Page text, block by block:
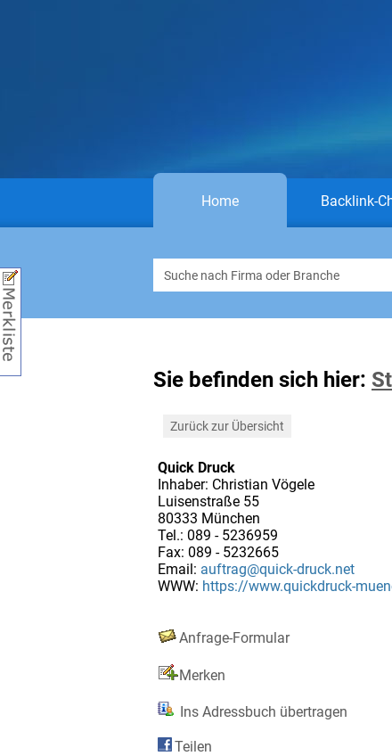
Home Backlink-
Sie befinden sich hier:
Zurück zur Übersicht
Quick Druck
Inhaber: Christian Vögele
Luisenstraße 55
80333 München
Tel.: 089 - 5236959
Fax: 089 - 5232665
Email: auftrag@quick-druck.net
WWW: https://www.quickdruck-
Anfrage-Formular
Merken
Ins Adressbuch übertragen
Teilen